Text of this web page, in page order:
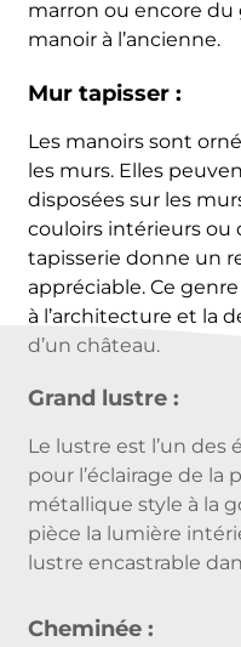
marron ou encore du
manoir à l’ancienne.
Mur tapisser :
Les manoirs sont
les murs. Elles
disposées sur les
couloirs intérieurs ou
tapisserie donne un
appréciable. Ce
à l’architecture et la
d’un château.
Grand lustre :
Le lustre est l’un
pour l’éclairage de la
métallique style à la
pièce la lumière
lustre encastrable
Cheminée :